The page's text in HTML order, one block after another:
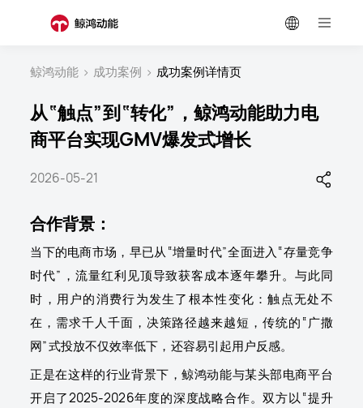
鲸鸿动能 > 成功案例 > 成功案例详情页
从“触点”到“转化”，鲸鸿动能助力电
商平台实现GMV爆发式增长
2026-05-21
合作背景：
当下的电商市场，早已从“增量时代”全面进入“存量竞争
时代”，流量红利见顶导致获客成本逐年攀升。与此同
时，用户的消费行为发生了根本性变化：触点无处不
在，需求千人千面，决策路径越来越短，传统的“广撒
网”式投放不仅效率低下，还容易引起用户反感。
正是在这样的行业背景下，鲸鸿动能与某头部电商平台
开启了2025-2026年度的深度战略合作。双方以“提升